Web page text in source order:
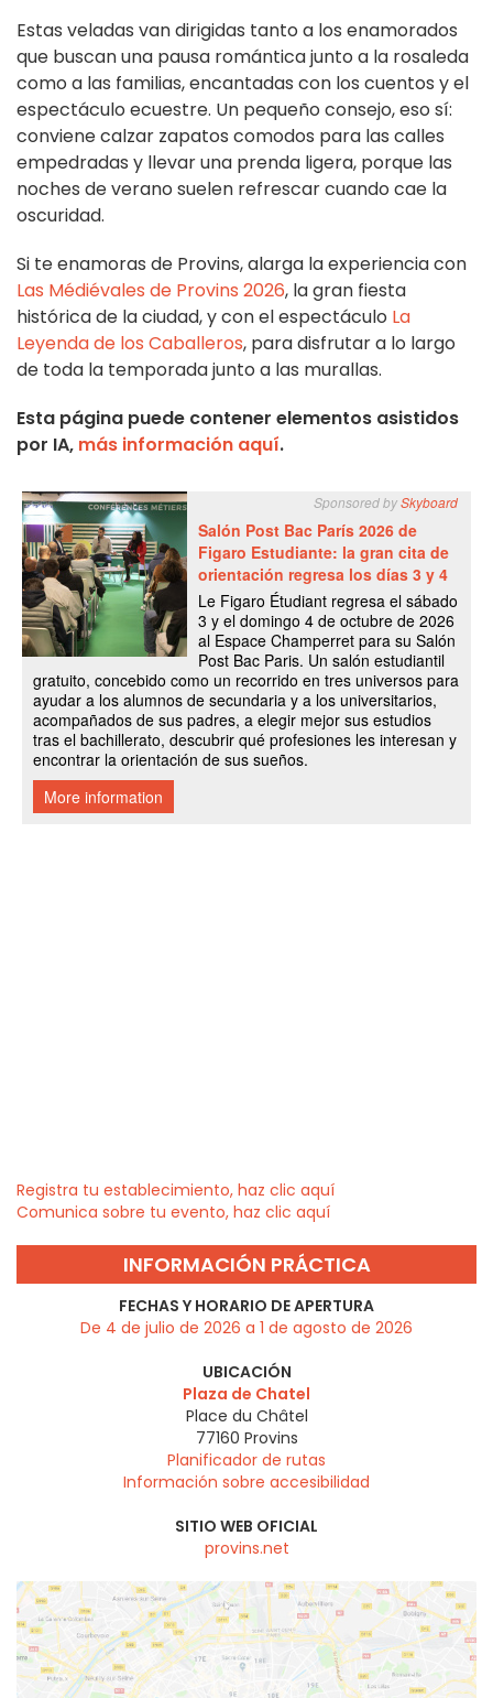
Estas veladas van dirigidas tanto a los enamorados
que buscan una pausa romántica junto a la rosaleda
como a las familias, encantadas con los cuentos y el
espectáculo ecuestre. Un pequeño consejo, eso sí:
conviene calzar zapatos comodos para las calles
empedradas y llevar una prenda ligera, porque las
noches de verano suelen refrescar cuando cae la
oscuridad.
Si te enamoras de Provins, alarga la experiencia con
Las Médiévales de Provins 2026, la gran fiesta
histórica de la ciudad, y con el espectáculo La
Leyenda de los Caballeros, para disfrutar a lo largo
de toda la temporada junto a las murallas.
Esta página puede contener elementos asistidos
por IA, más información aquí.
Registra tu establecimiento, haz clic aquí
Comunica sobre tu evento, haz clic aquí
INFORMACIÓN PRÁCTICA
FECHAS Y HORARIO DE APERTURA
De 4 de julio de 2026 a 1 de agosto de 2026
UBICACIÓN
Plaza de Chatel
Place du Châtel
77160 Provins
Planificador de rutas
Información sobre accesibilidad
SITIO WEB OFICIAL
provins.net